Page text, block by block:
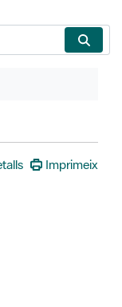
Imprimeix
és de 0